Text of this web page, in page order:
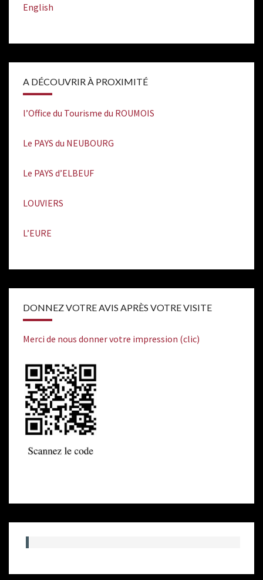
English
A DÉCOUVRIR À PROXIMITÉ
l’Office du Tourisme du ROUMOIS
Le PAYS du NEUBOURG
Le PAYS d’ELBEUF
LOUVIERS
L’EURE
DONNEZ VOTRE AVIS APRÈS VOTRE VISITE
Merci de nous donner votre impression (clic)